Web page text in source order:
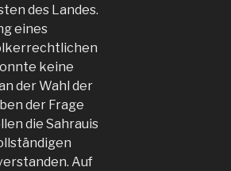
des Landes.
eines
keine
der Wahl der
der Frage
die Sahrauis
Auf